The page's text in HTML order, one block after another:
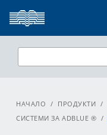
НАЧАЛО / ПРОДУКТИ /
СИСТЕМИ ЗА ADBLUE ® /